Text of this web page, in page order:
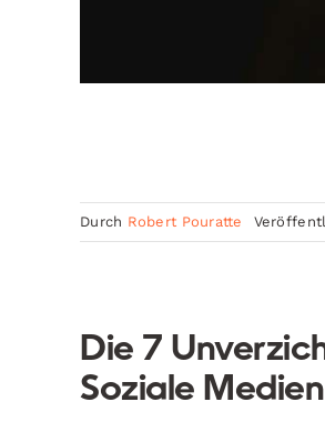
Durch Robert Pouratte
Die 7
Soziale Medien